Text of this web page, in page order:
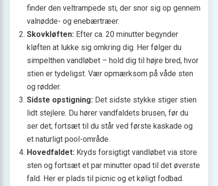
finder den veltrampede sti, der snor sig op gennem
valnødde- og enebærtræer.
Skovkløften: Efter ca. 20 minutter begynder
kløften at lukke sig omkring dig. Her følger du
simpelthen vandløbet – hold dig til højre bred, hvor
stien er tydeligst. Vær opmærksom på våde sten
og rødder.
Sidste opstigning: Det sidste stykke stiger stien
lidt stejlere. Du hører vandfaldets brusen, før du
ser det; fortsæt til du står ved første kaskade og
et naturligt pool-område.
Hovedfaldet: Kryds forsigtigt vandløbet via store
sten og fortsæt et par minutter opad til det øverste
fald. Her er plads til picnic og et køligt fodbad.